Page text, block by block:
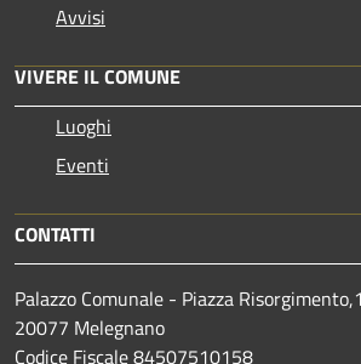
Avvisi
VIVERE IL COMUNE
Luoghi
Eventi
CONTATTI
Palazzo Comunale - Piazza Risorgimento,1
20077 Melegnano
Codice Fiscale 84507510158